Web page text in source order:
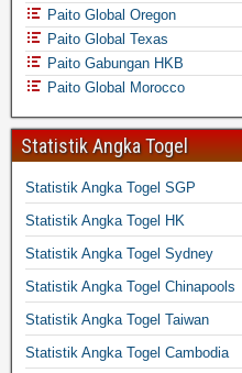
Paito Global Oregon
Paito Global Texas
Paito Gabungan HKB
Paito Global Morocco
Statistik Angka Togel
Statistik Angka Togel SGP
Statistik Angka Togel HK
Statistik Angka Togel Sydney
Statistik Angka Togel Chinapools
Statistik Angka Togel Taiwan
Statistik Angka Togel Cambodia